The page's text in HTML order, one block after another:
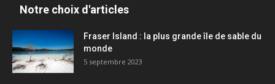
Notre choix d'articles
Fraser Island : la plus grande île de sable du
monde
5 septembre 2023